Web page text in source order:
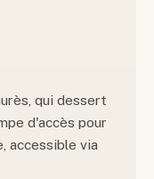
qui dessert
d'accès pour
accessible via